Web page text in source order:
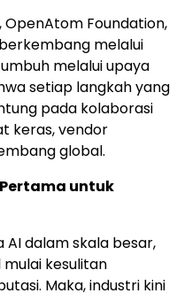
, OpenAtom Foundation,
berkembang melalui
melalui upaya
setiap langkah yang
pada kolaborasi
keras, vendor
global.
Pertama untuk
AI dalam skala besar,
kesulitan
Maka, industri kini